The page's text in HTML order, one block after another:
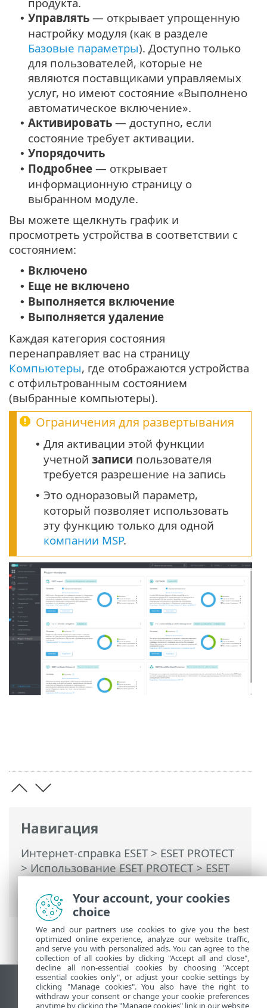
Навигация
Интернет-справка ESET> ESET PROTECT
> Использование ESET PROTECT>ESET
платформы
• Управлять — открывает упрощенную
настройку модуля (как в разделе
Базовые параметры). Доступно только
для пользователей, которые не
являются поставщиками управляемых
услуг, но имеют состояние «Выполнено
автоматическое включение».
• Активировать — доступно, если
состояние требует активации.
• Упорядочить
• Подробнее — открывает
информационную страницу о
выбранном модуле.
Вы можете щелкнуть график и
просмотреть устройства в соответствии с
состоянием:
• Включено
• Еще не включено
• Выполняется включение
• Выполняется удаление
Каждая категория состояния
перенаправляет вас на страницу
Компьютеры, где отображаются устройства
с отфильтрованным состоянием
(выбранные компьютеры).
Ограничения для развертывания
• Для активации этой функции
учетной записи пользователя
требуется разрешение на запись
• Это одноразовый параметр,
который позволяет использовать
эту функцию только для одной
компании MSP.
Использовать сайт для ПК
End of Life
Your account, your cookies
choice
We and our partners use cookies to give you the best
optimized online experience, analyze our website traffic,
and serve you with personalized ads. You can agree to the
collection of all cookies by clicking "Accept all and close",
decline all non-essential cookies by choosing "Accept
essential cookies only", or adjust your cookie settings by
clicking "Manage cookies". You also have the right to
withdraw your consent or change your cookie preferences
anytime by clicking the "Manage cookies" link in our website